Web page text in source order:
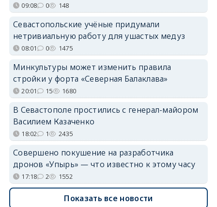
09:08 0 148
Севастопольские учёные придумали
нетривиальную работу для ушастых медуз
08:01 0 1475
Минкультуры может изменить правила
стройки у форта «Северная Балаклава»
20:01 15 1680
В Севастополе простились с генерал-майором
Василием Казаченко
18:02 1 2435
Совершено покушение на разработчика
дронов «Упырь» — что известно к этому часу
17:18 2 1552
Показать все новости